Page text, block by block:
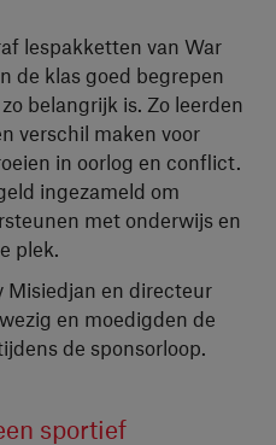
lespakketten van War
de klas goed begrepen
belangrijk is. Zo leerden
verschil maken voor
in oorlog en conflict.
ingezameld om
met onderwijs en
plek.
Misiedjan en directeur
en moedigden de
de sponsorloop.
sportief